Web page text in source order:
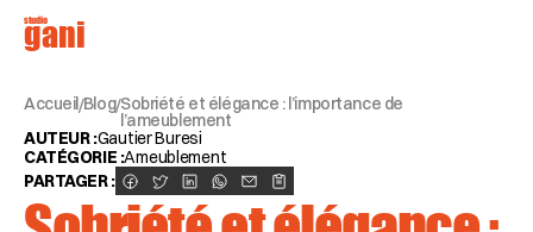
studio
gani
Accueil/Blog/Sobriété et élégance : l’importance de
l’ameublement
AUTEUR :Gautier Buresi
CATÉGORIE :Ameublement
PARTAGER :